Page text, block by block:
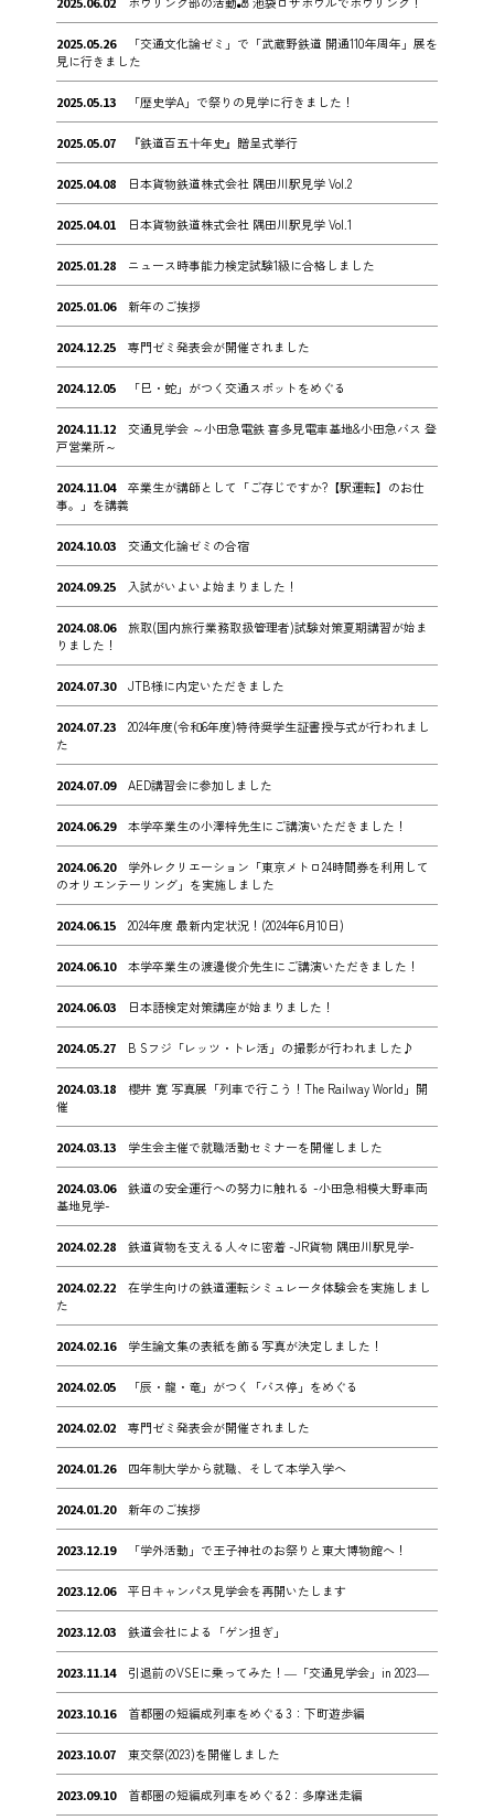
2025.05.26
「交通文化論ゼミ」で「武蔵野鉄道 開通110年周年」展を
見に行きました
2025.05.13 「歴史学A」で祭りの見学に行きました！
2025.05.07 『鉄道百五十年史』贈呈式挙行
2025.04.08 日本貨物鉄道株式会社 隅田川駅見学 Vol.2
2025.04.01 日本貨物鉄道株式会社 隅田川駅見学 Vol.1
2025.01.28 ニュース時事能力検定試験1級に合格しました
2025.01.06 新年のご挨拶
2024.12.25 専門ゼミ発表会が開催されました
2024.12.05 「巳・蛇」がつく交通スポットをめぐる
2024.11.12
交通見学会 ～小田急電鉄 喜多見電車基地&小田急バス 登
戸営業所～
2024.11.04
卒業生が講師として「ご存じですか?【駅運転】のお仕
事。」を講義
2024.10.03 交通文化論ゼミの合宿
2024.09.25 入試がいよいよ始まりました！
2024.08.06
旅取(国内旅行業務取扱管理者)試験対策夏期講習が始ま
りました！
2024.07.30 JTB様に内定いただきました
2024.07.23
2024年度(令和6年度)特待奨学生証書授与式が行われまし
た
2024.07.09 AED講習会に参加しました
2024.06.29 本学卒業生の小澤梓先生にご講演いただきました！
2024.06.20
学外レクリエーション「東京メトロ24時間券を利用して
のオリエンテーリング」を実施しました
2024.06.15 2024年度 最新内定状況！(2024年6月10日)
2024.06.10 本学卒業生の渡邊俊介先生にご講演いただきました！
2024.06.03 日本語検定対策講座が始まりました！
2024.05.27 B Sフジ「レッツ・トレ活」の撮影が行われました♪
2024.03.18
櫻井 寛 写真展「列車で行こう！The Railway World」開
催
2024.03.13 学生会主催で就職活動セミナーを開催しました
2024.03.06
鉄道の安全運行への努力に触れる -小田急相模大野車両
基地見学-
2024.02.28 鉄道貨物を支える人々に密着 -JR貨物 隅田川駅見学-
2024.02.22
在学生向けの鉄道運転シミュレータ体験会を実施しまし
た
2024.02.16 学生論文集の表紙を飾る写真が決定しました！
2024.02.05 「辰・龍・竜」がつく「バス停」をめぐる
2024.02.02 専門ゼミ発表会が開催されました
2024.01.26 四年制大学から就職、そして本学入学へ
2024.01.20 新年のご挨拶
2023.12.19 「学外活動」で王子神社のお祭りと東大博物館へ！
2023.12.06 平日キャンパス見学会を再開いたします
2023.12.03 鉄道会社による「ゲン担ぎ」
2023.11.14 引退前のVSEに乗ってみた！―「交通見学会」in 2023―
2023.10.16 首都圏の短編成列車をめぐる3：下町遊歩編
2023.10.07 東交祭(2023)を開催しました
2023.09.10 首都圏の短編成列車をめぐる2：多摩迷走編